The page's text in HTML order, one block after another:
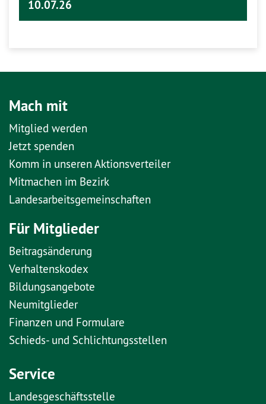
10.07.26
Mach mit
Mitglied werden
Jetzt spenden
Komm in unseren Aktionsverteiler
Mitmachen im Bezirk
Landesarbeitsgemeinschaften
Für Mitglieder
Beitragsänderung
Verhaltenskodex
Bildungsangebote
Neumitglieder
Finanzen und Formulare
Schieds- und Schlichtungsstellen
Service
Landesgeschäftsstelle